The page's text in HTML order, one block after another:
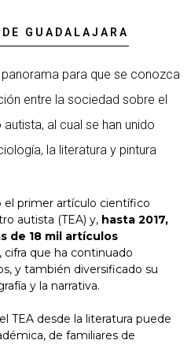
GUADALAJARA
para que se conozca
entre la sociedad sobre el
al cual se han unido
la literatura y pintura
el primer artículo científico
autista (TEA) y, hasta 2017,
de 18 mil artículos
, cifra que ha continuado
y también diversificado su
y la narrativa.
TEA desde la literatura puede
de familiares de